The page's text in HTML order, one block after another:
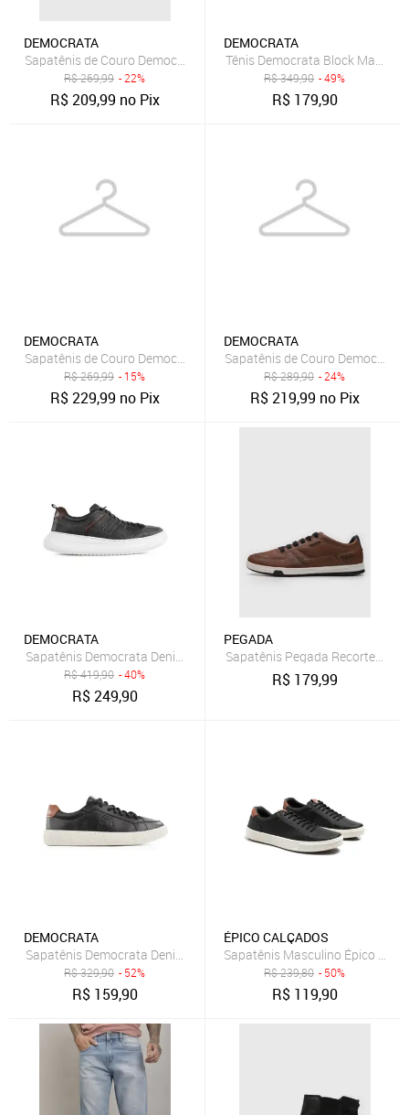
DEMOCRATA
Sapatênis de Couro Democrata Recortes Caramelo
R$269,99 - 22%
R$209,99 no Pix
DEMOCRATA
Tênis Democrata Block
R$349,90 - 49%
R$ 179,90
DEMOCRATA
Sapatênis de Couro Democrata Recortes Preto
R$269,99 - 15%
R$229,99 no Pix
DEMOCRATA
Sapatênis de Couro Democrata
R$289,90 - 24%
R$219,99 no Pix
DEMOCRATA
Sapatênis Democrata Denim Joe Ultra Light Masculino Preto
R$419,90 - 40%
R$249,90
PEGADA
Sapatênis Pegada Recortes
R$ 179,99
DEMOCRATA
Sapatênis Democrata Denim Bora Masculino Preto
R$329,90 - 52%
R$ 159,90
ÉPICO CALÇADOS
Sapatênis Masculino Épico
R$239,80 - 50%
R$ 119,90